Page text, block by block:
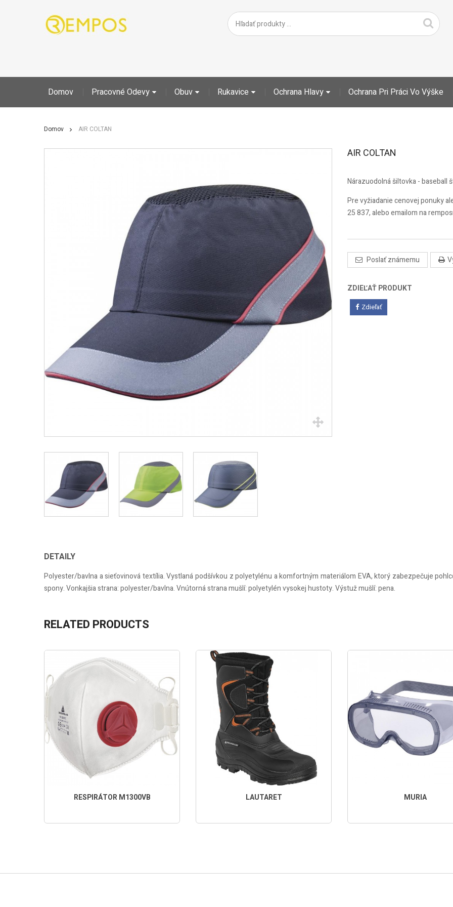
Domov Pracovné Odevy Obuv Rukavice Ochrana Hlavy Ochrana Pri Práci Vo Výške
Domov AIR COLTAN
AIR COLTAN
Nárazuodolná šiltovka - baseball
Pre vyžiadanie cenovej ponuky
25 837, alebo emailom na
Poslať známemu
ZDIEĽAŤ PRODUKT
Zdieľať
DETAILY
Polyester/bavlna a sieťovinová textília. Vystlaná podšívkou z polyetylénu a komfortným materiálom EVA, ktorý zabezpečuje
spony. Vonkajšia strana: polyester/bavlna. Vnútorná strana mušlí: polyetylén vysokej hustoty. Výstuž mušlí: pena.
RELATED PRODUCTS
RESPIRÁTOR M1300VB LAUTARET MURIA